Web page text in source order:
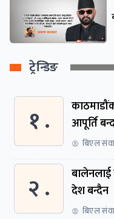
ट्रेन्डिङ
१ .
आपूर्ति
बिएल
२ .
बालेनलाई
देश बन्दैन
बिएल